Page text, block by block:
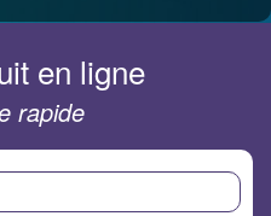
en ligne
rapide